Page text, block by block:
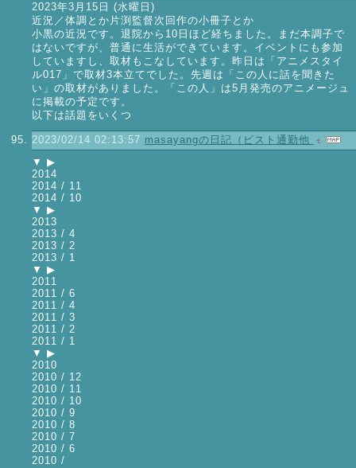
2023年3月15日 (水曜日)
近況／体調とか片渕監督次回作の小冊子とか
小黒の近況です。退院から10日ほど経ちました。まだ本調子で
はないですが、普通に生活ができています。イベントにも参加
していますし、取材もこなしています。昨日は「アニメスタイ
ル017」で取材3本立てでした。先週は「この人に話を聞きた
い」の取材がありました。「この人」は5月発売のアニメージュ
に掲載の予定です。
以下は話題をいくつ
2023/02/14 02:13:57 masayangの日記（ピスト通勤他
▼ ▶
2014
2014 / 11
2014 / 10
▼ ▶
2013
2013 / 4
2013 / 2
2013 / 1
▼ ▶
2011
2011 / 6
2011 / 4
2011 / 3
2011 / 2
2011 / 1
▼ ▶
2010
2010 / 12
2010 / 11
2010 / 10
2010 / 9
2010 / 8
2010 / 7
2010 / 6
2010 /